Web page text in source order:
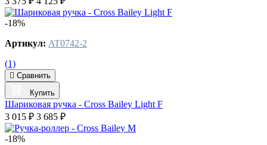
-18%
Артикул: AT0742-2
(1)
Сравнить
Купить
Шариковая ручка - Cross Bailey Light F
3 015 ₽ 3 685 ₽
-18%